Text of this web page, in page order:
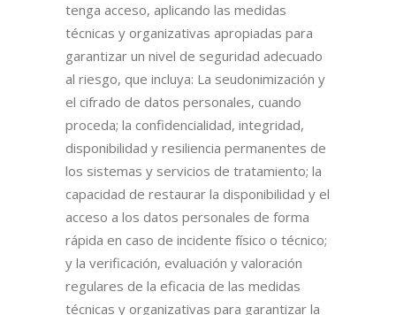
tenga acceso, aplicando las medidas
técnicas y organizativas apropiadas para
garantizar un nivel de seguridad adecuado
al riesgo, que incluya: La seudonimización y
el cifrado de datos personales, cuando
proceda; la confidencialidad, integridad,
disponibilidad y resiliencia permanentes de
los sistemas y servicios de tratamiento; la
capacidad de restaurar la disponibilidad y el
acceso a los datos personales de forma
rápida en caso de incidente físico o técnico;
y la verificación, evaluación y valoración
regulares de la eficacia de las medidas
técnicas y organizativas para garantizar la